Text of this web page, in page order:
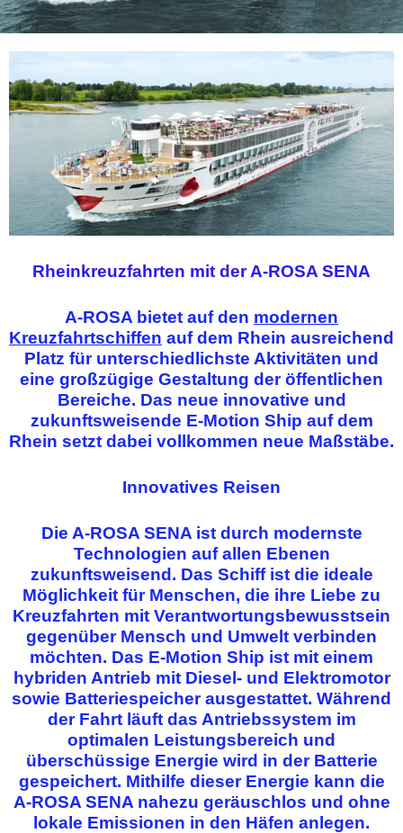
Rheinkreuzfahrten mit der A-ROSA SENA
A-ROSA bietet auf den modernen
Kreuzfahrtschiffen auf dem Rhein ausreichend
Platz für unterschiedlichste Aktivitäten und
eine großzügige Gestaltung der öffentlichen
Bereiche. Das neue innovative und
zukunftsweisende E-Motion Ship auf dem
Rhein setzt dabei vollkommen neue Maßstäbe.
Innovatives Reisen
Die A-ROSA SENA ist durch modernste
Technologien auf allen Ebenen
zukunftsweisend. Das Schiff ist die ideale
Möglichkeit für Menschen, die ihre Liebe zu
Kreuzfahrten mit Verantwortungsbewusstsein
gegenüber Mensch und Umwelt verbinden
möchten. Das E-Motion Ship ist mit einem
hybriden Antrieb mit Diesel- und Elektromotor
sowie Batteriespeicher ausgestattet. Während
der Fahrt läuft das Antriebssystem im
optimalen Leistungsbereich und
überschüssige Energie wird in der Batterie
gespeichert. Mithilfe dieser Energie kann die
A-ROSA SENA nahezu geräuschlos und ohne
lokale Emissionen in den Häfen anlegen.